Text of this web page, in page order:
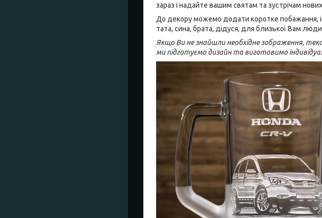
зараз і надайте вашим святам та зустрічам
До декору можемо додати коротке побажання,
тата, сина, брата, дідуся, для близької Вам
Якщо Ви не знайшли необхідне зображення,
ми підготуємо дизайн та виготовимо